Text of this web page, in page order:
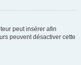
peut insérer afin
peuvent désactiver cette